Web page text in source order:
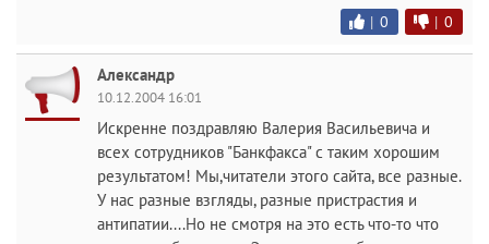
| 0 | 0
Александр
10.12.2004 16:01
Искренне поздравляю Валерия Васильевича и
всех сотрудников "Банкфакса" с таким хорошим
результатом! Мы,читатели этого сайта, все разные.
У нас разные взгляды, разные пристрастия и
антипатии....Но не смотря на это есть что-то что